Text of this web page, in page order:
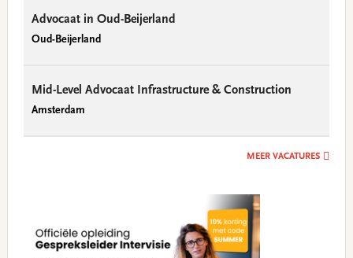
Advocaat in Oud-Beijerland
Oud-Beijerland
Mid-Level Advocaat Infrastructure & Construction
Amsterdam
MEER VACATURES